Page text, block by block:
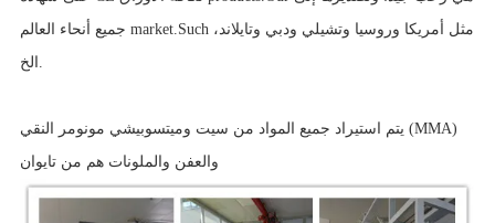
جميع أنحاء العالم market.Such مثل أمريكا وروسيا وتشيلي ودبي وتايلاند،
الخ.
يتم استيراد جميع المواد من سيت وميتسوبيشي مونومر النقي (MMA)
والعفن والملونات هم من تايوان